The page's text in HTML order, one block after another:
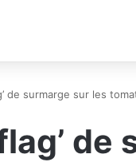
de surmarge sur les
de